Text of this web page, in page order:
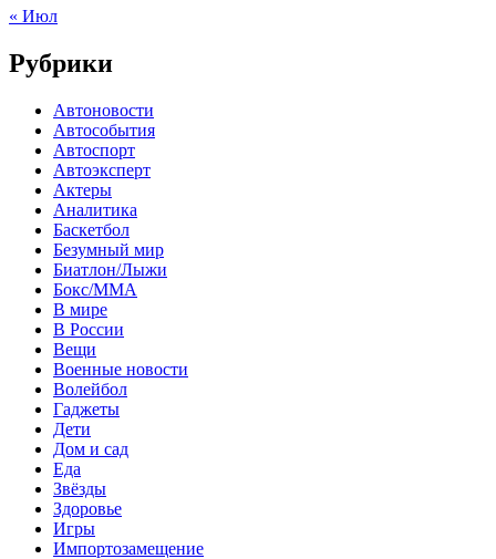
« Июл
Рубрики
Автоновости
Автособытия
Автоспорт
Автоэксперт
Актеры
Аналитика
Баскетбол
Безумный мир
Биатлон/Лыжи
Бокс/MMA
В мире
В России
Вещи
Военные новости
Волейбол
Гаджеты
Дети
Дом и сад
Еда
Звёзды
Здоровье
Игры
Импортозамещение